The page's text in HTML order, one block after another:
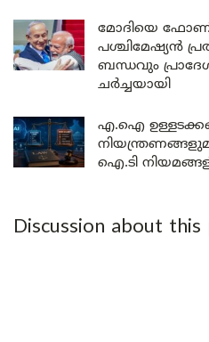
മോദിയെ
പശ്ചിമേഷ്യൻ
ബന്ധവും
ചർച്ചയായി
എ.ഐ
ഐ.ടി
Discussion about this